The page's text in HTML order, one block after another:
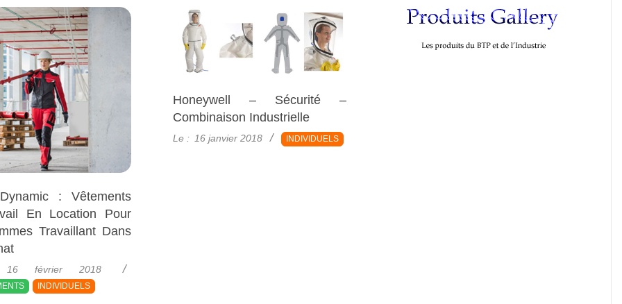
: Vêtements
En Location Pour
Travaillant Dans
16 février 2018
INDIVIDUELS
Honeywell – Sécurité –
Combinaison Industrielle
2018-
Le : 16 janvier 2018 INDIVIDUELS